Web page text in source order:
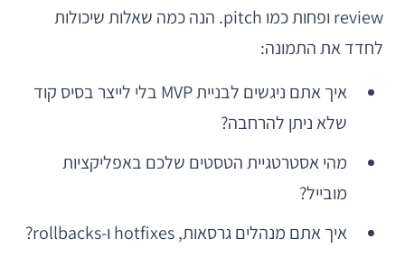
review ופחות כמו pitch. הנה כמה שאלות שיכולות
לחדד את התמונה:
איך אתם ניגשים לבניית MVP בלי לייצר בסיס קוד
שלא ניתן להרחבה?
מהי אסטרטגיית הטסטים שלכם באפליקציות
מובייל?
איך אתם מנהלים גרסאות, hotfixes ו-rollbacks?